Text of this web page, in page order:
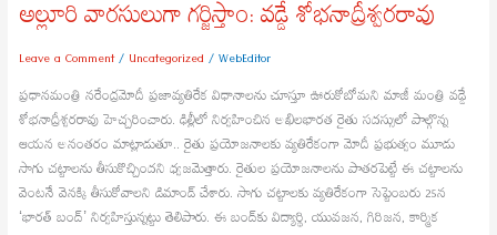
అల్లూరి వారసులుగా గర్జిస్తాం: వడ్డే శోభనాద్రీశ్వరరావు
Leave a Comment/ Uncategorized /WebEditor
ప్రధానమంత్రి నరేంద్రమోదీ ప్రజావ్యతిరేక విధానాలను చూస్తూ ఊరుకోబోమని మాజీ మంత్రి వడ్డే
శోభనాద్రీశ్వరరావు హెచ్చరించారు. ఢిల్లీలో నిర్వహించిన అఖిలభారత రైతు సదస్సులో పాల్గొన్న
ఆయన అనంతరం మాట్లాడుతూ.. రైతు ప్రయోజనాలకు వ్యతిరేకంగా మోదీ ప్రభుత్వం మూడు
సాగు చట్టాలను తీసుకొచ్చిందని ధ్వజమెత్తారు. రైతుల ప్రయోజనాలను పాతరపెట్టే ఈ చట్టాలను
వెంటనే వెనక్కి తీసుకోవాలని డిమాండ్ చేశారు. సాగు చట్టాలకు వ్యతిరేకంగా సెప్టెంబరు 25న
‘భారత్ బంద్’ నిర్వహిస్తున్నట్టు తెలిపారు. ఈ బంద్‌కు విద్యార్థి, యువజన, గిరిజన, కార్మిక